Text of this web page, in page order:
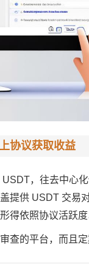
协议获取收益
，往去中心
提供 USDT 交易
得依照协议活跃
查的平台，而且